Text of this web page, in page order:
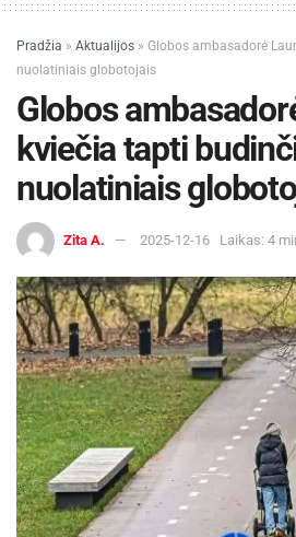
Pradžia » Aktualijos » Globos ambasadorė
nuolatiniais globotojais
Globos
kviečia tapti
nuolatiniais
Zita A. 2025-12-16 Laikas: 4